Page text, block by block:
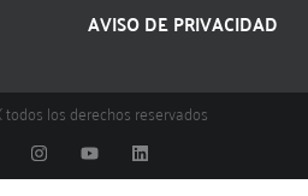
AVISO DE PRIVACIDAD
todos los derechos reservados